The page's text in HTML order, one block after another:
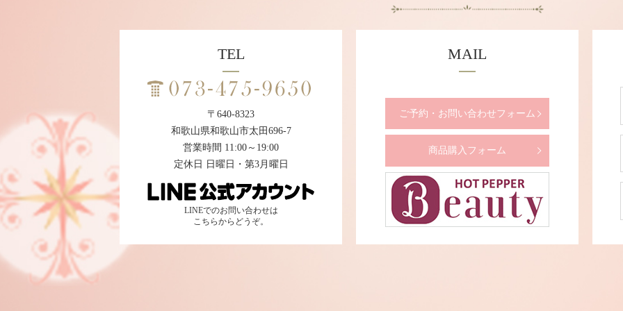
TEL
〒640-8323
和歌山県和歌山市太田696-7
営業時間 11:00～19:00
定休日 日曜日・第3月曜日
LINEでのお問い合わせは
こちらからどうぞ。
MAIL
ご予約・お問い合わせフォーム
商品購入フォーム